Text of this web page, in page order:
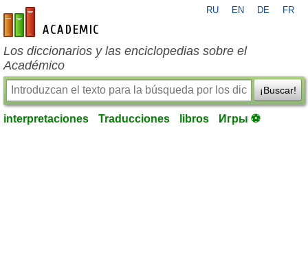
es-academic.com
RU EN DE FR
Los diccionarios y las enciclopedias sobre el
Académico
¡Buscar!
interpretaciones Traducciones libros Игры ⚽